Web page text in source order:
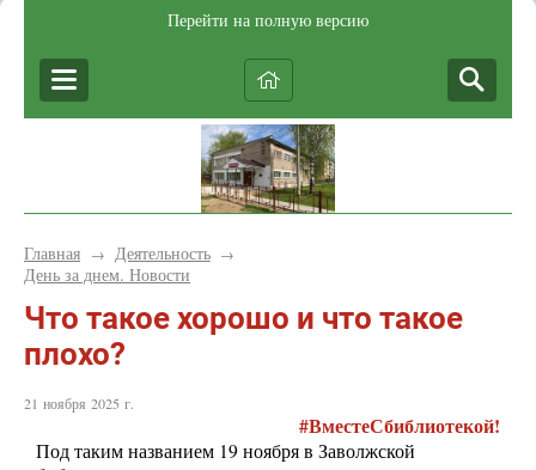
Перейти на полную версию
Главная → Деятельность →
День за днем. Новости
Что такое хорошо и что такое
плохо?
21 ноября 2025 г.
#ВместеСбиблиотекой!
Под таким названием 19 ноября в Заволжской